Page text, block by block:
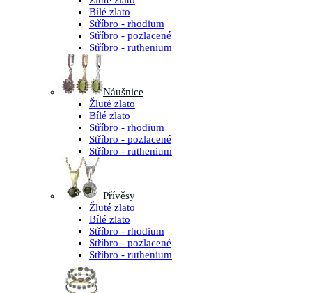
Bílé zlato
Stříbro - rhodium
Stříbro - pozlacené
Stříbro - ruthenium
Náušnice
Žluté zlato
Bílé zlato
Stříbro - rhodium
Stříbro - pozlacené
Stříbro - ruthenium
Přívěsy
Žluté zlato
Bílé zlato
Stříbro - rhodium
Stříbro - pozlacené
Stříbro - ruthenium